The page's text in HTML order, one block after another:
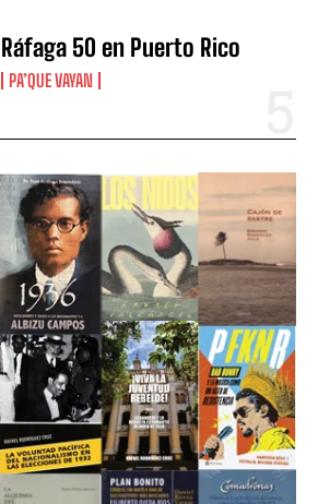
Ráfaga 50 en Puerto Rico
PA’QUE VAYAN